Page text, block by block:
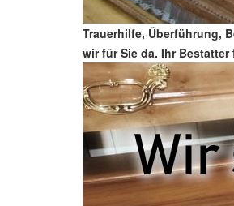
Trauerhilfe, Überführung,
wir für Sie da. Ihr